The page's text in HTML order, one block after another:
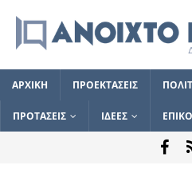
ΑΡΧΙΚΗ ΠΡΟΕΚΤΑΣΕΙΣ
ΠΡΟΤΑΣΕΙΣ ΙΔΕΕΣ